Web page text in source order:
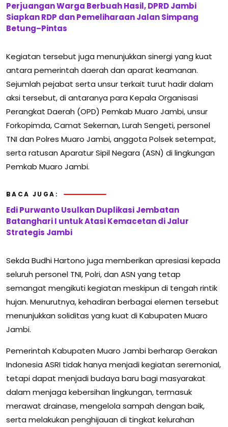
Perjuangan Warga Berbuah Hasil, DPRD Jambi
Siapkan RDP dan Pemeliharaan Jalan Simpang
Betung–Pintas
Kegiatan tersebut juga menunjukkan sinergi yang kuat
antara pemerintah daerah dan aparat keamanan.
Sejumlah pejabat serta unsur terkait turut hadir dalam
aksi tersebut, di antaranya para Kepala Organisasi
Perangkat Daerah (OPD) Pemkab Muaro Jambi, unsur
Forkopimda, Camat Sekernan, Lurah Sengeti, personel
TNI dan Polres Muaro Jambi, anggota Polsek setempat,
serta ratusan Aparatur Sipil Negara (ASN) di lingkungan
Pemkab Muaro Jambi.
BACA JUGA:
Edi Purwanto Usulkan Duplikasi Jembatan
Batanghari I untuk Atasi Kemacetan di Jalur
Strategis Jambi
Sekda Budhi Hartono juga memberikan apresiasi kepada
seluruh personel TNI, Polri, dan ASN yang tetap
semangat mengikuti kegiatan meskipun di tengah rintik
hujan. Menurutnya, kehadiran berbagai elemen tersebut
menunjukkan soliditas yang kuat di Kabupaten Muaro
Jambi.
Pemerintah Kabupaten Muaro Jambi berharap Gerakan
Indonesia ASRI tidak hanya menjadi kegiatan seremonial,
tetapi dapat menjadi budaya baru bagi masyarakat
dalam menjaga kebersihan lingkungan, termasuk
merawat drainase, mengelola sampah dengan baik,
serta melakukan penghijauan di tingkat kelurahan